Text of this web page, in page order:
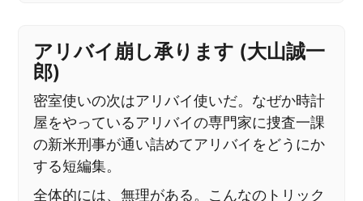
アリバイ崩し承ります (大山誠一
郎)
密室使いの次はアリバイ使いだ。なぜか時計
屋をやっているアリバイの専門家に捜査一課
の新米刑事が通い詰めてアリバイをどうにか
する短編集。
全体的には、無理がある。こんなのトリック